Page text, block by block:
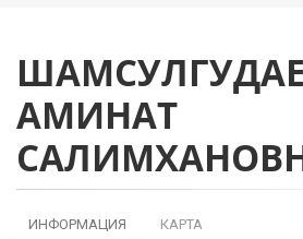
АМИНАТ
ИНФОРМАЦИЯ КАРТА